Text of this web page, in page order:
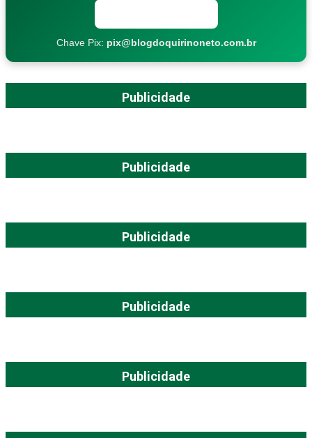
Chave Pix: pix@blogdoquirinoneto.com.br
Publicidade
Publicidade
Publicidade
Publicidade
Publicidade